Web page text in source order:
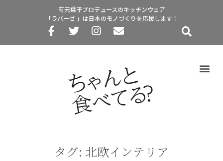
有元葉子プロデュースのキッチンウェア
「ラバーゼ 」は日本のモノづくりを応援します！
タグ: 北欧インテリア